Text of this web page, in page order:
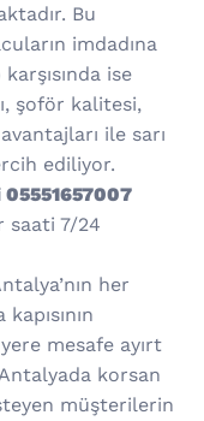
Bu
imdadına
ise
şoför kalitesi,
ile sarı
ediliyor.
05551657007
saati 7/24
her
mesafe ayırt
korsan
müşterilerin